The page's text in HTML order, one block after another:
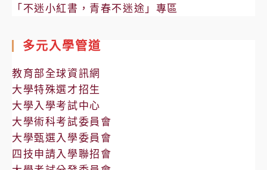
「不迷小紅書，青春不迷途」專區
多元入學管道
教育部全球資訊網
大學特殊選才招生
大學入學考試中心
大學術科考試委員會
大學甄選入學委員會
四技申請入學聯招會